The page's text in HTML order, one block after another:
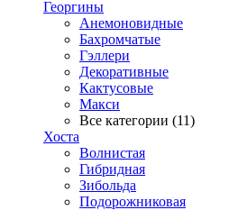
Георгины
Анемоновидные
Бахромчатые
Гэллери
Декоративные
Кактусовые
Макси
Все категории (11)
Хоста
Волнистая
Гибридная
Зибольда
Подорожниковая